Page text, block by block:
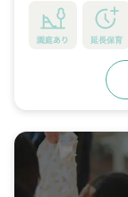
園庭あり 延長保育